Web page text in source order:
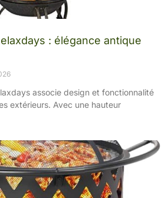
: élégance antique
associe design et fonctionnalité
extérieurs. Avec une hauteur